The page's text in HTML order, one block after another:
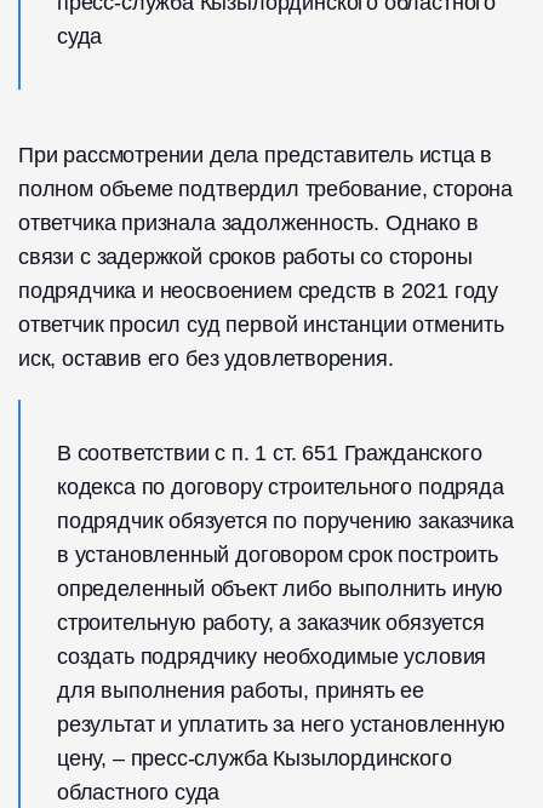
суда
При рассмотрении дела представитель истца в
полном объеме подтвердил требование, сторона
ответчика признала задолженность. Однако в
связи с задержкой сроков работы со стороны
подрядчика и неосвоением средств в 2021 году
ответчик просил суд первой инстанции отменить
иск, оставив его без удовлетворения.
В соответствии с п. 1 ст. 651 Гражданского
кодекса по договору строительного подряда
подрядчик обязуется по поручению заказчика
в установленный договором срок построить
определенный объект либо выполнить иную
строительную работу, а заказчик обязуется
создать подрядчику необходимые условия
для выполнения работы, принять ее
результат и уплатить за него установленную
цену, – пресс-служба Кызылординского
областного суда